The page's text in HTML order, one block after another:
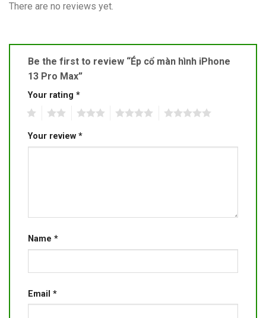
There are no reviews yet.
Be the first to review “Ép cổ màn hình iPhone
13 Pro Max”
Your rating *
Your review *
Name *
Email *